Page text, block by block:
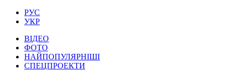
РУС
УКР
ВІДЕО
ФОТО
НАЙПОПУЛЯРНІШІ
СПЕЦПРОЕКТИ